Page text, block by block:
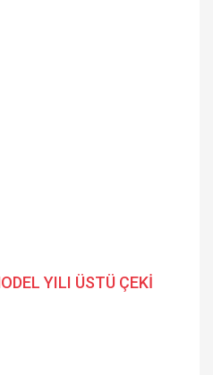
YILI ÜSTÜ ÇEKİ